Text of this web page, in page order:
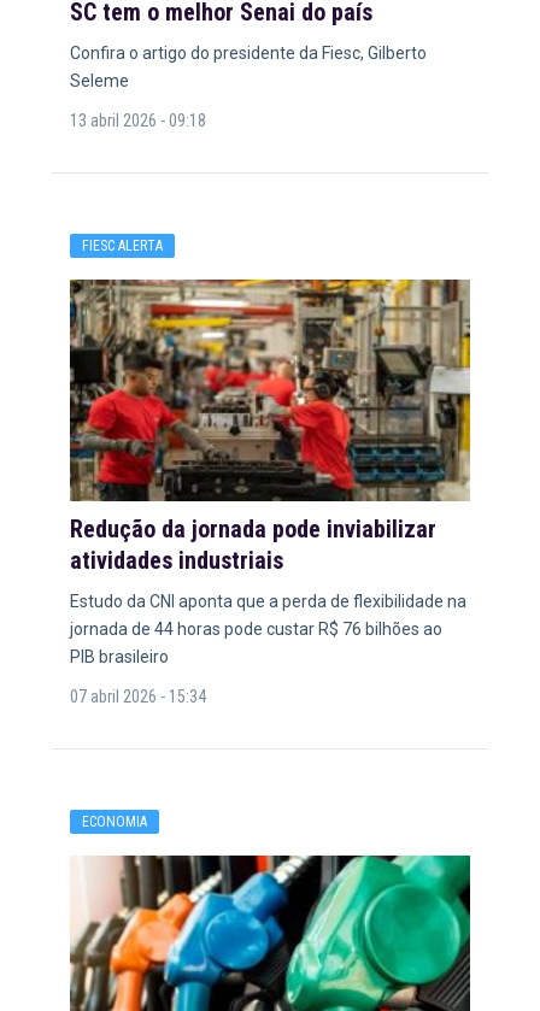
SC tem o melhor Senai do país
Confira o artigo do presidente da Fiesc, Gilberto
Seleme
13 abril 2026 - 09:18
FIESC ALERTA
Redução da jornada pode inviabilizar
atividades industriais
Estudo da CNI aponta que a perda de flexibilidade na
jornada de 44 horas pode custar R$ 76 bilhões ao
PIB brasileiro
07 abril 2026 - 15:34
ECONOMIA